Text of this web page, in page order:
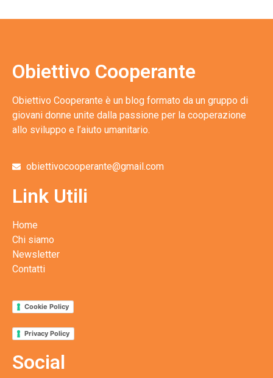
Obiettivo Cooperante
Obiettivo Cooperante è un blog formato da un gruppo di
giovani donne unite dalla passione per la cooperazione
allo sviluppo e l’aiuto umanitario.
obiettivocooperante@gmail.com
Link Utili
Home
Chi siamo
Newsletter
Contatti
Cookie Policy
Privacy Policy
Social